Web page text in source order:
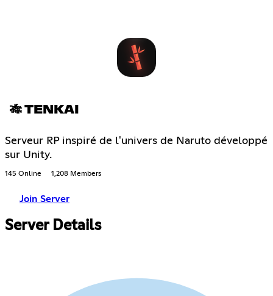
🎋 TENKAI
Serveur RP inspiré de l'univers de Naruto développé
sur Unity.
145 Online 1,208 Members
Join Server
Server Details